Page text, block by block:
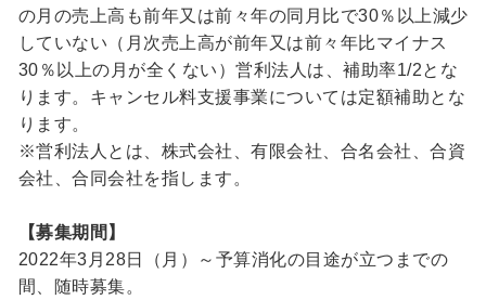
の月の売上高も前年又は前々年の同月比で30％以上減少
していない（月次売上高が前年又は前々年比マイナス
30％以上の月が全くない）営利法人は、補助率1/2とな
ります。キャンセル料支援事業については定額補助とな
ります。
※営利法人とは、株式会社、有限会社、合名会社、合資
会社、合同会社を指します。
【募集期間】
2022年3月28日（月）～予算消化の目途が立つまでの
間、随時募集。